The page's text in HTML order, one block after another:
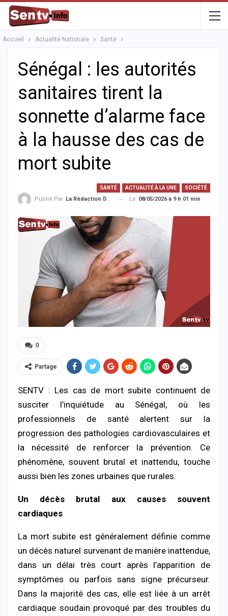
Accueil Actualité Nationale Santé
Sénégal : les autorités
sanitaires tirent la
sonnette d’alarme face
à la hausse des cas de
mort subite
SANTÉ ACTUALITÉ À LA UNE SOCIÉTÉ
Publié Par La Rédaction De La SenTV.info Le 08/05/2026 à 9 h 01 min
0
Partage
SENTV : Les cas de mort subite continuent de
susciter l’inquiétude au Sénégal, où les
professionnels de santé alertent sur la
progression des pathologies cardiovasculaires et
la nécessité de renforcer la prévention. Ce
phénomène, souvent brutal et inattendu, touche
aussi bien les zones urbaines que rurales.
Un décès brutal aux causes souvent
cardiaques
La mort subite est généralement définie comme
un décès naturel survenant de manière inattendue,
dans un délai très court après l’apparition de
symptômes ou parfois sans signe précurseur.
Dans la majorité des cas, elle est liée à un arrêt
cardiaque soudain provoqué par des troubles du